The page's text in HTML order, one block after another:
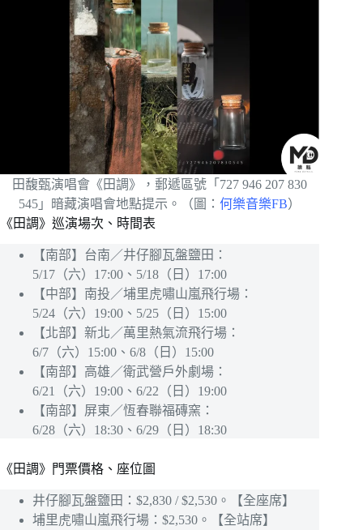
田馥甄演唱會《田調》，郵遞區號「727 946 207 830
545」暗藏演唱會地點提示。（圖：何樂音樂FB）
《田調》巡演場次、時間表
【南部】台南／井仔腳瓦盤鹽田：
5/17（六）17:00、5/18（日）17:00
【中部】南投／埔里虎嘯山嵐飛行場：
5/24（六）19:00、5/25（日）15:00
【北部】新北／萬里熱氣流飛行場：
6/7（六）15:00、6/8（日）15:00
【南部】高雄／衛武營戶外劇場：
6/21（六）19:00、6/22（日）19:00
【南部】屏東／恆春聯福磚窯：
6/28（六）18:30、6/29（日）18:30
《田調》門票價格、座位圖
井仔腳瓦盤鹽田：$2,830 / $2,530。【全座席】
埔里虎嘯山嵐飛行場：$2,530。【全站席】